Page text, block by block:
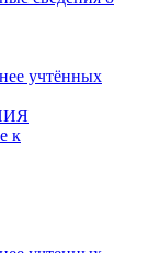
учтённых
к